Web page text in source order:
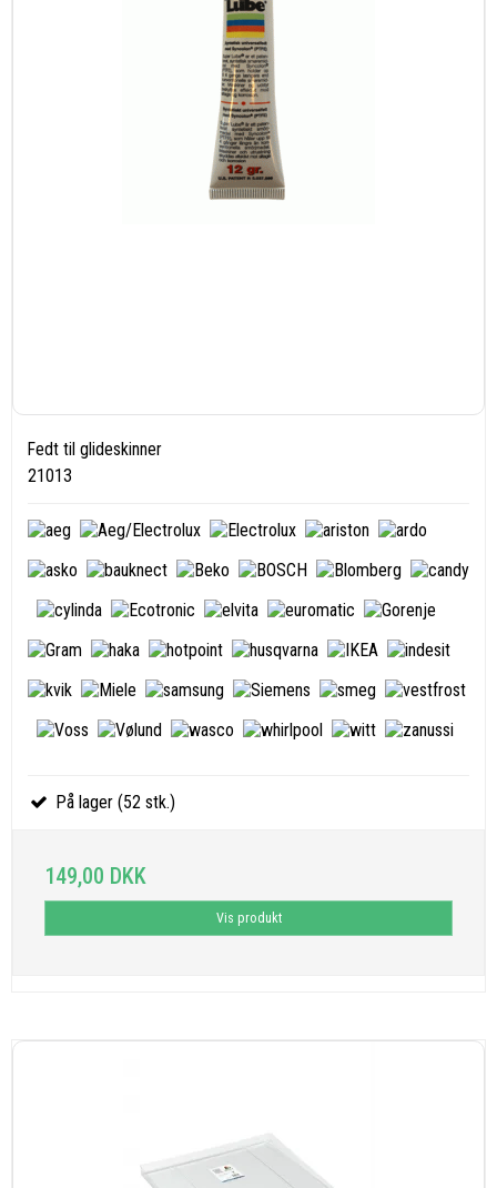
Fedt til glideskinner
21013
På lager (52 stk.)
149,00 DKK
Vis produkt